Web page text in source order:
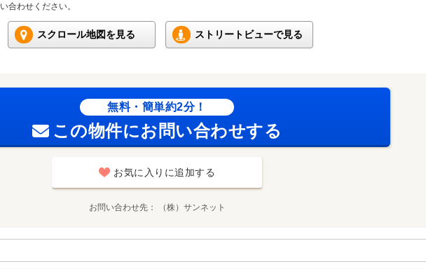
合わせください。
スクロール地図を見る ストリートビューで見る
無料・簡単約2分！
この物件にお問い合わせする
お気に入りに追加する
お問い合わせ先 （株）サンネット